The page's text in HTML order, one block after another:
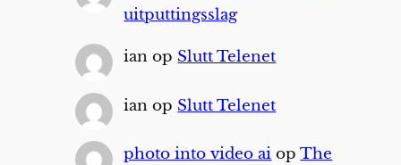
uitputtingsslag
ian op Slutt Telenet
ian op Slutt Telenet
photo into video ai opThe